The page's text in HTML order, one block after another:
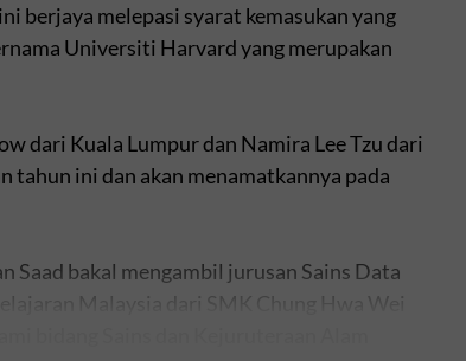
berjaya melepasi syarat kemasukan yang
Universiti Harvard yang merupakan
dari Kuala Lumpur dan Namira Lee Tzu dari
tahun ini dan akan menamatkannya pada
Saad bakal mengambil jurusan Sains Data
Malaysia dari SMK Chung Hwa Wei